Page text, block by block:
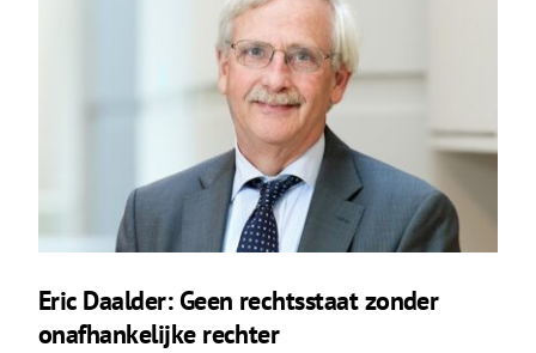
Eric Daalder: Geen rechtsstaat zonder
onafhankelijke rechter